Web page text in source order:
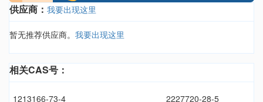
供应商： 我要出现这里
暂无推荐供应商。 我要出现这里
相关CAS号：
1213166-73-4
2227720-28-5